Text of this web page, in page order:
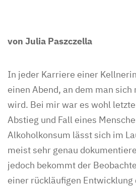
von Julia Paszczella
In jeder Karriere einer
einen Abend, an dem man
wird. Bei mir war es wohl
Abstieg und Fall eines
Alkoholkonsum lässt sich im
meist sehr genau
jedoch bekommt der
einer rückläufigen Entwicklung